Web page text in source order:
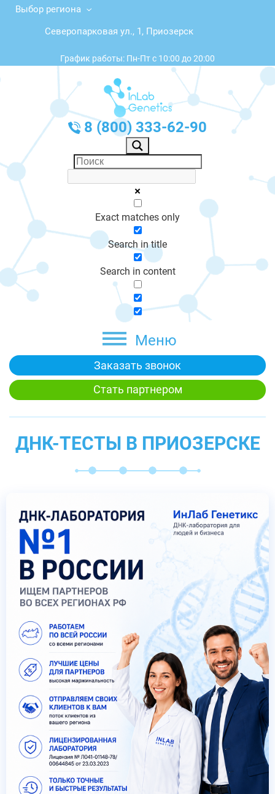
Выбор региона
Северопарковая ул., 1, Приозерск
График работы: Пн-Пт с 10:00 до 20:00
8 (800) 333-62-90
Exact matches only
Search in title
Search in content
Меню
Заказать звонок
Стать партнером
ДНК-ТЕСТЫ В ПРИОЗЕРСКЕ